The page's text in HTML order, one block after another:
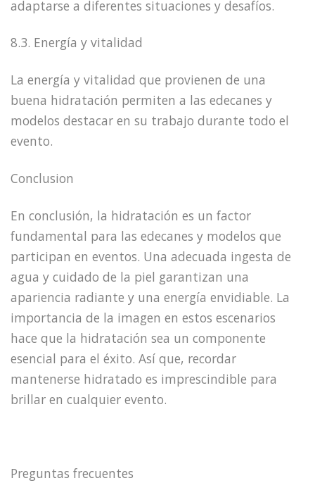
adaptarse a diferentes situaciones y desafíos.
8.3. Energía y vitalidad
La energía y vitalidad que provienen de una
buena hidratación permiten a las edecanes y
modelos destacar en su trabajo durante todo el
evento.
Conclusion
En conclusión, la hidratación es un factor
fundamental para las edecanes y modelos que
participan en eventos. Una adecuada ingesta de
agua y cuidado de la piel garantizan una
apariencia radiante y una energía envidiable. La
importancia de la imagen en estos escenarios
hace que la hidratación sea un componente
esencial para el éxito. Así que, recordar
mantenerse hidratado es imprescindible para
brillar en cualquier evento.
Preguntas frecuentes